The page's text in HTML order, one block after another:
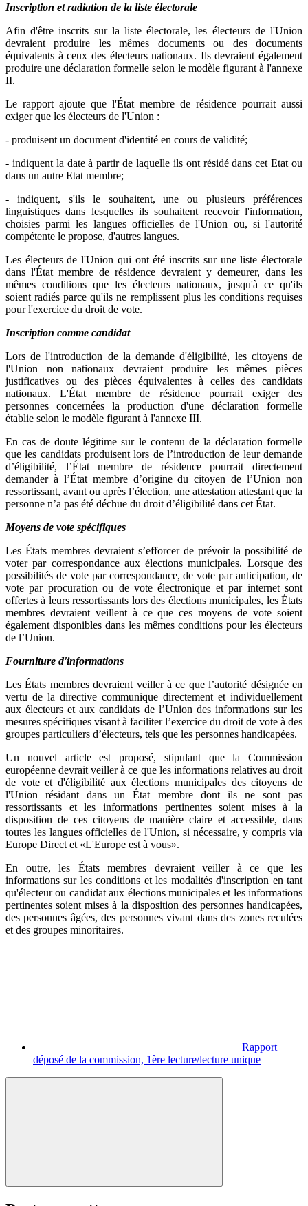
Inscription et radiation de la liste électorale
Afin d'être inscrits sur la liste électorale, les électeurs de l'Union
devraient produire les mêmes documents ou des documents
équivalents à ceux des électeurs nationaux. Ils devraient également
produire une déclaration formelle selon le modèle figurant à l'annexe
II.
Le rapport ajoute que l'État membre de résidence pourrait aussi
exiger que les électeurs de l'Union :
- produisent un document d'identité en cours de validité;
- indiquent la date à partir de laquelle ils ont résidé dans cet Etat ou
dans un autre Etat membre;
- indiquent, s'ils le souhaitent, une ou plusieurs préférences
linguistiques dans lesquelles ils souhaitent recevoir l'information,
choisies parmi les langues officielles de l'Union ou, si l'autorité
compétente le propose, d'autres langues.
Les électeurs de l'Union qui ont été inscrits sur une liste électorale
dans l'État membre de résidence devraient y demeurer, dans les
mêmes conditions que les électeurs nationaux, jusqu'à ce qu'ils
soient radiés parce qu'ils ne remplissent plus les conditions requises
pour l'exercice du droit de vote.
Inscription comme candidat
Lors de l'introduction de la demande d'éligibilité, les citoyens de
l'Union non nationaux devraient produire les mêmes pièces
justificatives ou des pièces équivalentes à celles des candidats
nationaux. L'État membre de résidence pourrait exiger des
personnes concernées la production d'une déclaration formelle
établie selon le modèle figurant à l'annexe III.
En cas de doute légitime sur le contenu de la déclaration formelle
que les candidats produisent lors de l’introduction de leur demande
d’éligibilité, l’État membre de résidence pourrait directement
demander à l’État membre d’origine du citoyen de l’Union non
ressortissant, avant ou après l’élection, une attestation attestant que la
personne n’a pas été déchue du droit d’éligibilité dans cet État.
Moyens de vote spécifiques
Les États membres devraient s’efforcer de prévoir la possibilité de
voter par correspondance aux élections municipales. Lorsque des
possibilités de vote par correspondance, de vote par anticipation, de
vote par procuration ou de vote électronique et par internet sont
offertes à leurs ressortissants lors des élections municipales, les États
membres devraient veillent à ce que ces moyens de vote soient
également disponibles dans les mêmes conditions pour les électeurs
de l’Union.
Fourniture d'informations
Les États membres devraient veiller à ce que l’autorité désignée en
vertu de la directive communique directement et individuellement
aux électeurs et aux candidats de l’Union des informations sur les
mesures spécifiques visant à faciliter l’exercice du droit de vote à des
groupes particuliers d’électeurs, tels que les personnes handicapées.
Un nouvel article est proposé, stipulant que la Commission
européenne devrait veiller à ce que les informations relatives au droit
de vote et d'éligibilité aux élections municipales des citoyens de
l'Union résidant dans un État membre dont ils ne sont pas
ressortissants et les informations pertinentes soient mises à la
disposition de ces citoyens de manière claire et accessible, dans
toutes les langues officielles de l'Union, si nécessaire, y compris via
Europe Direct et «L'Europe est à vous».
En outre, les États membres devraient veiller à ce que les
informations sur les conditions et les modalités d'inscription en tant
qu'électeur ou candidat aux élections municipales et les informations
pertinentes soient mises à la disposition des personnes handicapées,
des personnes âgées, des personnes vivant dans des zones reculées
et des groupes minoritaires.
Rapport
déposé de la commission, 1ère lecture/lecture unique